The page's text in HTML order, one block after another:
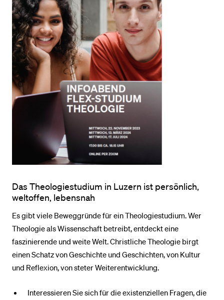
Das Theologiestudium in Luzern ist persönlich,
weltoffen, lebensnah
Es gibt viele Beweggründe für ein Theologiestudium. Wer
Theologie als Wissenschaft betreibt, entdeckt eine
faszinierende und weite Welt. Christliche Theologie birgt
einen Schatz von Geschichte und Geschichten, von Kultur
und Reflexion, von steter Weiterentwicklung.
Interessieren Sie sich für die existenziellen Fragen, die